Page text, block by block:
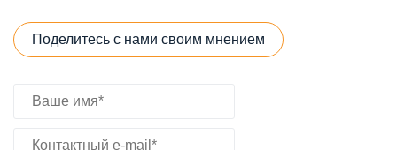
Поделитесь с нами своим мнением